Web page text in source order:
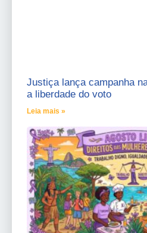
Justiça lança campanha
a liberdade do voto
Leia mais »